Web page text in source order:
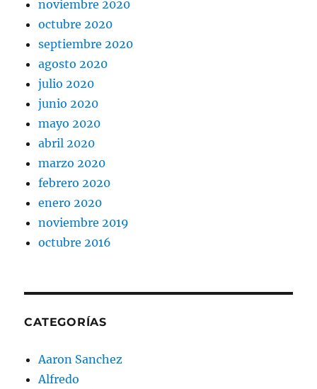
noviembre 2020
octubre 2020
septiembre 2020
agosto 2020
julio 2020
junio 2020
mayo 2020
abril 2020
marzo 2020
febrero 2020
enero 2020
noviembre 2019
octubre 2016
CATEGORÍAS
Aaron Sanchez
Alfredo